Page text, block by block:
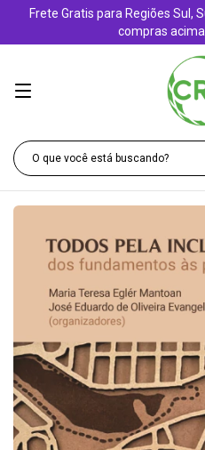
Frete Gratis para Regiões Sul,
compras